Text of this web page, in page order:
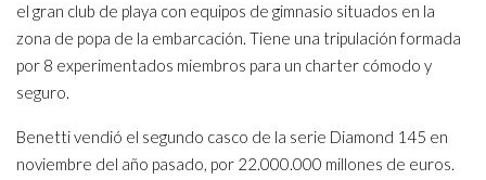
el gran club de playa con equipos de gimnasio situados en la
zona de popa de la embarcación. Tiene una tripulación formada
por 8 experimentados miembros para un charter cómodo y
seguro.
Benetti vendió el segundo casco de la serie Diamond 145 en
noviembre del año pasado, por 22.000.000 millones de euros.